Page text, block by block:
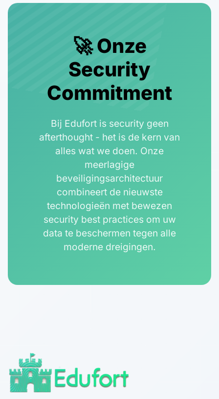
🚀 Onze
Security
Commitment
Bij Edufort is security geen
afterthought - het is de kern van
alles wat we doen. Onze
meerlagige
beveiligingsarchitectuur
combineert de nieuwste
technologieën met bewezen
security best practices om uw
data te beschermen tegen alle
moderne dreigingen.